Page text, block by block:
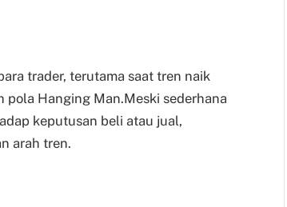
trader, terutama saat tren naik
Hanging Man.Meski sederhana
keputusan beli atau jual,
arah tren.